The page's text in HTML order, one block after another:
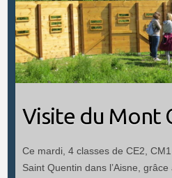
Visite du Mont
Ce mardi, 4 classes de CE2,
Saint Quentin dans l’Aisne,